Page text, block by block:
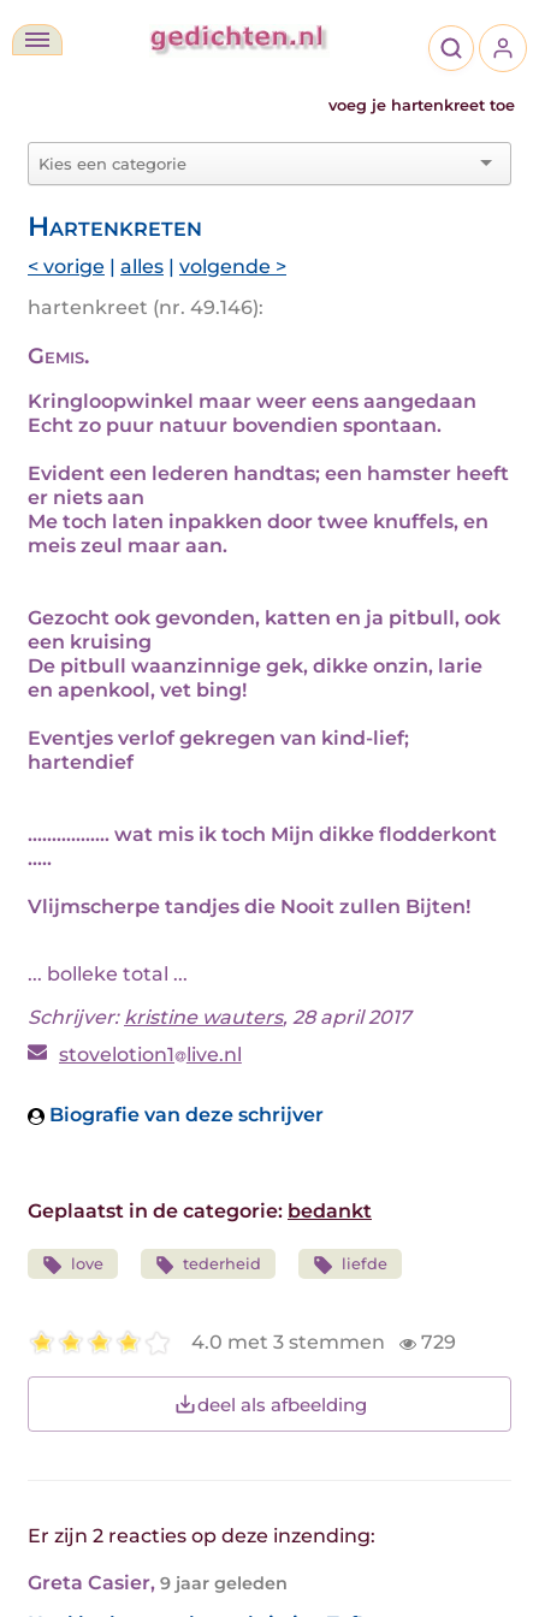
voeg je hartenkreet toe
Hartenkreten
< vorige | alles | volgende >
hartenkreet (nr. 49.146):
Gemis.
Kringloopwinkel maar weer eens aangedaan
Echt zo puur natuur bovendien spontaan.
Evident een lederen handtas; een hamster heeft
er niets aan
Me toch laten inpakken door twee knuffels, en
meis zeul maar aan.
Gezocht ook gevonden, katten en ja pitbull, ook
een kruising
De pitbull waanzinnige gek, dikke onzin, larie
en apenkool, vet bing!
Eventjes verlof gekregen van kind-lief;
hartendief
................. wat mis ik toch Mijn dikke flodderkont
.....
Vlijmscherpe tandjes die Nooit zullen Bijten!
... bolleke total ...
Schrijver: kristine wauters, 28 april 2017
stovelotion1 live.nl
Biografie van deze schrijver
Geplaatst in de categorie: bedankt
love tederheid liefde
4.0 met 3 stemmen 729
deel als afbeelding
Er zijn 2 reacties op deze inzending:
Greta Casier, 9 jaar geleden